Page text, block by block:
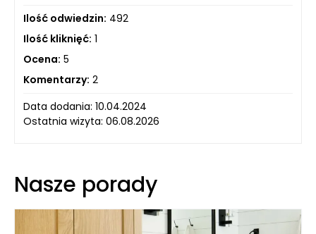
Ilość odwiedzin: 492
Ilość kliknięć: 1
Ocena: 5
Komentarzy: 2
Data dodania: 10.04.2024
Ostatnia wizyta: 06.08.2026
Nasze porady